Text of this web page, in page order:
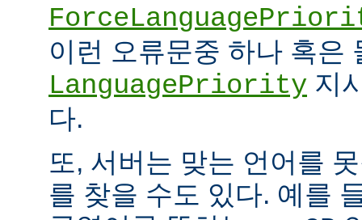
이런 오류문중 하나 혹은
LanguagePriority 지
다.
또, 서버는 맞는 언어를
를 찾을 수도 있다. 예를